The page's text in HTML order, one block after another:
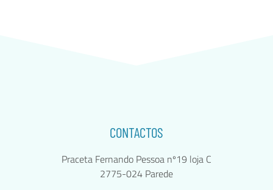
CONTACTOS
Praceta Fernando Pessoa nº19 loja C
2775-024 Parede